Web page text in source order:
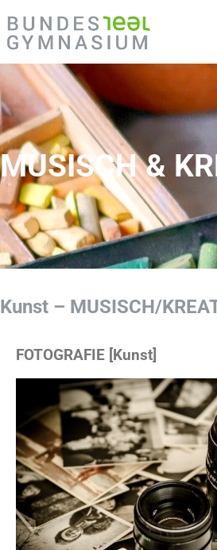
MUSISCH &
Kunst – MUSISCH/
FOTOGRAFIE [Kunst]